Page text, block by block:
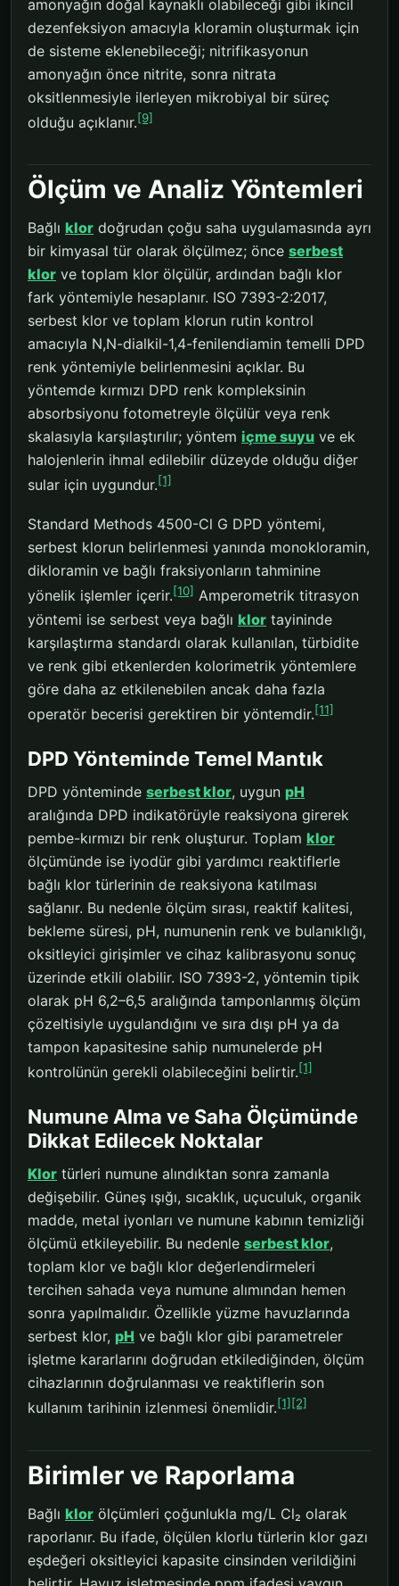
amonyağın doğal kaynaklı olabileceği gibi ikincil
dezenfeksiyon amacıyla kloramin oluşturmak için
de sisteme eklenebileceği; nitrifikasyonun
amonyağın önce nitrite, sonra nitrata
oksitlenmesiyle ilerleyen mikrobiyal bir süreç
olduğu açıklanır.[9]
Ölçüm ve Analiz Yöntemleri
Bağlı klor doğrudan çoğu saha uygulamasında ayrı
bir kimyasal tür olarak ölçülmez; önce serbest
klor ve toplam klor ölçülür, ardından bağlı klor
fark yöntemiyle hesaplanır. ISO 7393-2:2017,
serbest klor ve toplam klorun rutin kontrol
amacıyla N,N-dialkil-1,4-fenilendiamin temelli DPD
renk yöntemiyle belirlenmesini açıklar. Bu
yöntemde kırmızı DPD renk kompleksinin
absorbsiyonu fotometreyle ölçülür veya renk
skalasıyla karşılaştırılır; yöntem içme suyu ve ek
halojenlerin ihmal edilebilir düzeyde olduğu diğer
sular için uygundur.[1]
Standard Methods 4500-Cl G DPD yöntemi,
serbest klorun belirlenmesi yanında monokloramin,
dikloramin ve bağlı fraksiyonların tahminine
yönelik işlemler içerir.[10] Amperometrik titrasyon
yöntemi ise serbest veya bağlı klor tayininde
karşılaştırma standardı olarak kullanılan, türbidite
ve renk gibi etkenlerden kolorimetrik yöntemlere
göre daha az etkilenebilen ancak daha fazla
operatör becerisi gerektiren bir yöntemdir.[11]
DPD Yönteminde Temel Mantık
DPD yönteminde serbest klor, uygun pH
aralığında DPD indikatörüyle reaksiyona girerek
pembe-kırmızı bir renk oluşturur. Toplam klor
ölçümünde ise iyodür gibi yardımcı reaktiflerle
bağlı klor türlerinin de reaksiyona katılması
sağlanır. Bu nedenle ölçüm sırası, reaktif kalitesi,
bekleme süresi, pH, numunenin renk ve bulanıklığı,
oksitleyici girişimler ve cihaz kalibrasyonu sonuç
üzerinde etkili olabilir. ISO 7393-2, yöntemin tipik
olarak pH 6,2–6,5 aralığında tamponlanmış ölçüm
çözeltisiyle uygulandığını ve sıra dışı pH ya da
tampon kapasitesine sahip numunelerde pH
kontrolünün gerekli olabileceğini belirtir.[1]
Numune Alma ve Saha Ölçümünde
Dikkat Edilecek Noktalar
Klor türleri numune alındıktan sonra zamanla
değişebilir. Güneş ışığı, sıcaklık, uçuculuk, organik
madde, metal iyonları ve numune kabının temizliği
ölçümü etkileyebilir. Bu nedenle serbest klor,
toplam klor ve bağlı klor değerlendirmeleri
tercihen sahada veya numune alımından hemen
sonra yapılmalıdır. Özellikle yüzme havuzlarında
serbest klor, pH ve bağlı klor gibi parametreler
işletme kararlarını doğrudan etkilediğinden, ölçüm
cihazlarının doğrulanması ve reaktiflerin son
kullanım tarihinin izlenmesi önemlidir.[1] [2]
Birimler ve Raporlama
Bağlı klor ölçümleri çoğunlukla mg/L Cl₂ olarak
raporlanır. Bu ifade, ölçülen klorlu türlerin klor gazı
eşdeğeri oksitleyici kapasite cinsinden verildiğini